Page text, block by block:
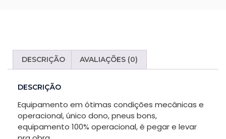
DESCRIÇÃO AVALIAÇÕES (0)
DESCRIÇÃO
Equipamento em ótimas condições mecânicas e
operacional, único dono, pneus bons,
equipamento 100% operacional, é pegar e levar
refuse
these
some
functionality
will
disappear
from the